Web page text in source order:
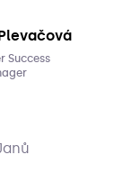
Success